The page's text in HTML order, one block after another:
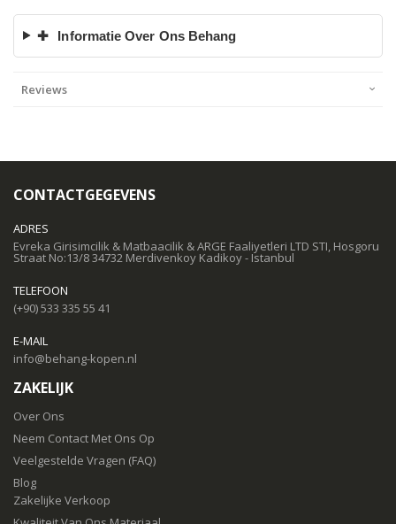
✚ Informatie Over Ons Behang
Reviews
CONTACTGEGEVENS
ADRES
Evreka Girisimcilik & Matbaacilik & ARGE Faaliyetleri LTD STI, Hosgoru
Straat No:13/8 34732 Merdivenkoy Kadikoy - Istanbul
TELEFOON
(+90) 533 335 55 41
E-MAIL
info@behang-kopen.nl
ZAKELIJK
Over Ons
Neem Contact Met Ons Op
Veelgestelde Vragen (FAQ)
Blog
Zakelijke Verkoop